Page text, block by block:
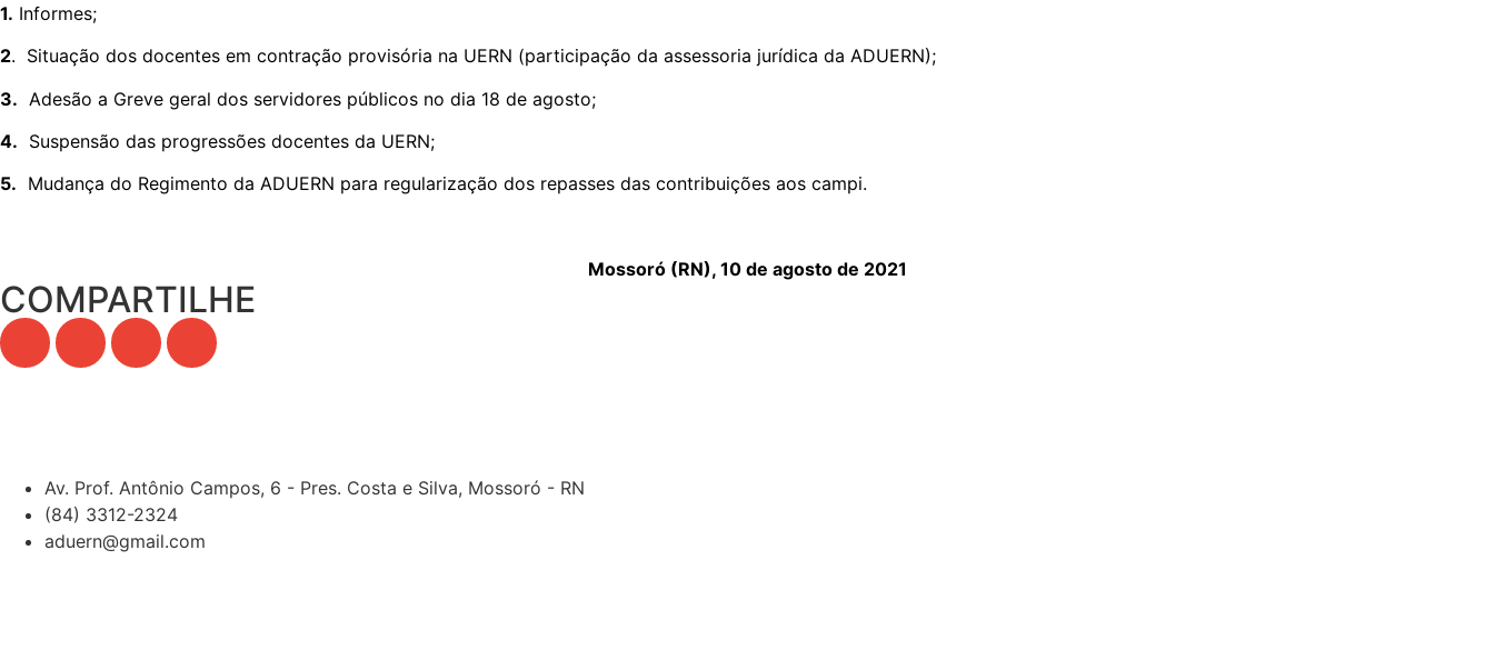
1. Informes;
2. Situação dos docentes em contração provisória na UERN (participação da assessoria jurídica da ADUERN);
3. Adesão a Greve geral dos servidores públicos no dia 18 de agosto;
4. Suspensão das progressões docentes da UERN;
5. Mudança do Regimento da ADUERN para regularização dos repasses das contribuições aos campi.
Mossoró (RN), 10 de agosto de 2021
COMPARTILHE
Av. Prof. Antônio Campos, 6 - Pres. Costa e Silva, Mossoró - RN
(84) 3312-2324
aduern@gmail.com